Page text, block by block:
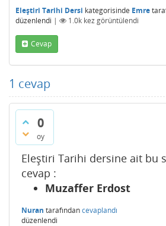
Eleştiri Tarihi Dersi kategorisinde Emre
düzenlendi | 1.0k kez görüntülendi
Cevap
1 cevap
0
oy
Eleştiri Tarihi dersine ait bu
cevap :
Muzaffer Erdost
Nuran tarafındancevaplandı
düzenlendi